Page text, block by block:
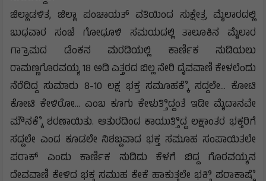
ಜಿಲ್ಲಾಡಳಿತ, ಜಿಲ್ಲಾ ಪಂಚಾಯತ್ ವತಿಯಿಂದ ಸುಕ್ಷೇತ್ರ ಮೈಲಾರದಲ್ಲಿ
ಬುಧವಾರ ಸಂಜೆ ಗೋಧೂಳಿ ಸಮಯದಲ್ಲಿ ತಾಲೂಕಿನ ಮೈಲಾರ
ಗ್ರಾಾಮದ ಡೆಂಕನ ಮರಡಿಯಲ್ಲಿ ಕಾರ್ಣಿಕ ನುಡಿಯಲು
ರಾಮಣ್ಣಗೊರವಯ್ಯ 18 ಅಡಿ ಎತ್ತರದ ಬಿಲ್ಲ ನೇರಿ ದೈವವಾಣಿ ಕೇಳಲೆಂದು
ನೆರೆದಿದ್ದ ಸುಮಾರು 8-10 ಲಕ್ಷ ಭಕ್ತ ಸಮೂಹಕ್ಕೆೆ ಸದ್ದಲೇ... ಕೋಟಿ
ಕೋಟಿ ಕೇಳಿರೋ... ಎಂಬ ಕೂಗು ಕೇಳುತ್ತಿಿದ್ದಂತೆ ಇಡೀ ಮೈದಾನವೇ
ಮೌನಕ್ಕೆೆ ಶರಣಾಯಿತು. ಆತುರದಿಂದ ಕಾಯುತ್ತಿಿದ್ದ ಲಕ್ಷಾಂತರ ಭಕ್ತರಿಗೆ
ಸದ್ದಲೇ ಎಂದ ಕೂಡಲೇ ನಿಶಬ್ದವಾದ ಭಕ್ತ ಸಮೂಹ ಸಂಪಾಯಿತಲೇ
ಪರಾಕ್ ಎಂದು ಕಾರ್ಣಿಕ ನುಡಿದು ಕೆಳಗೆ ಬಿದ್ದ ಗೊರವಯ್ಯನ
ದೇವವಾಣಿ ಕೇಳಿದ ಭಕ್ತ ಸಮುಹ ಕೇಕೆ ಹಾಕುತ್ತಲೇ ಭಕ್ತಿಿ ಪರಾಕಾಷ್ಠೆೆ